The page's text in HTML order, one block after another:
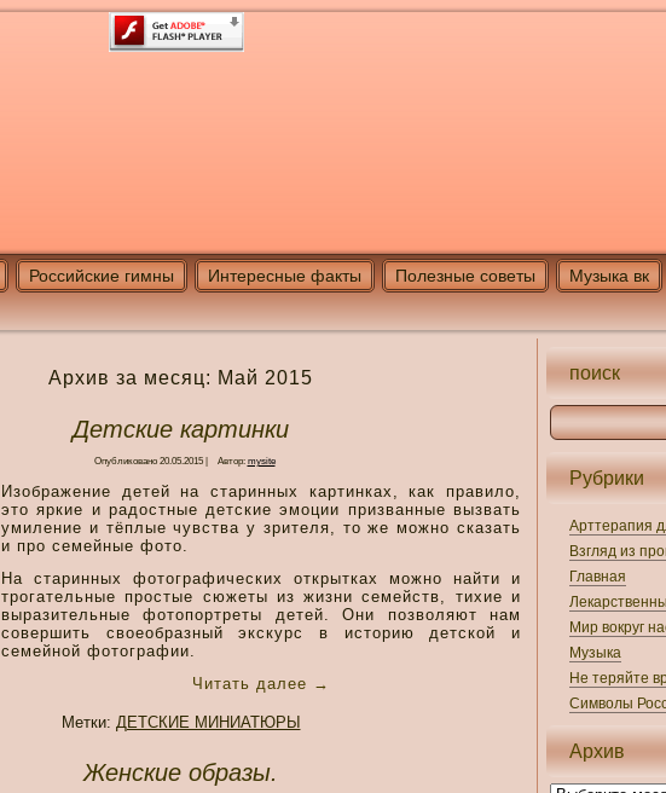
Российские гимны Интересные факты Полезные советы
Музыка вк
Архив за месяц: Май 2015
Детские картинки
Опубликовано 20.05.2015| Автор: mysite
Изображение детей на старинных картинках, как правило,
это яркие и радостные детские эмоции призванные вызвать
умиление и тёплые чувства у зрителя, то же можно сказать
и про семейные фото.
На старинных фотографических открытках можно найти и
трогательные простые сюжеты из жизни семейств, тихие и
выразительные фотопортреты детей. Они позволяют нам
совершить своеобразный экскурс в историю детской и
семейной фотографии.
Читать далее →
Метки: ДЕТСКИЕ МИНИАТЮРЫ
Женские образы.
поиск
Рубрики
Арттерапия
Взгляд из
Главная
Мир вокруг
Музыка
Не теряйте
Символы
Архив